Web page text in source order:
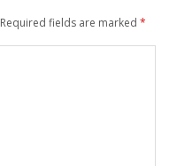
Required fields are marked *